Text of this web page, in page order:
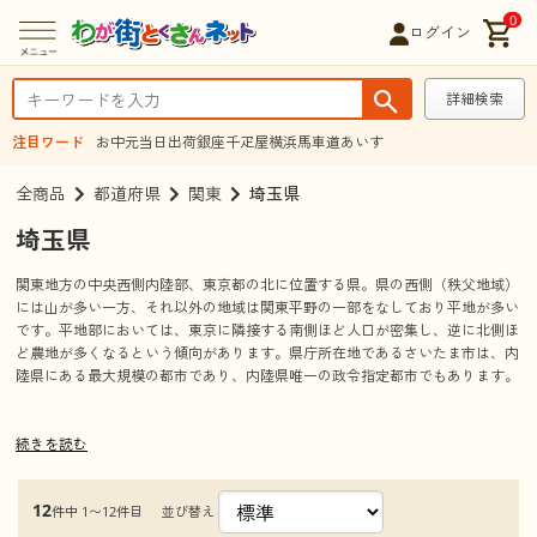
ログイン
0
詳細検索
注目ワード お中元当日出荷銀座千疋屋横浜馬車道あいす
全商品 都道府県 関東 埼玉県
埼玉県
関東地方の中央西側内陸部、東京都の北に位置する県。県の西側（秩父地域）
には山が多い一方、それ以外の地域は関東平野の一部をなしており平地が多い
です。平地部においては、東京に隣接する南側ほど人口が密集し、逆に北側ほ
ど農地が多くなるという傾向があります。県庁所在地であるさいたま市は、内
陸県にある最大規模の都市であり、内陸県唯一の政令指定都市でもあります。
観光情報
さいたまスーパーアリーナ
さいたま市中央区新都心にある埼玉県営の多目的ホールで
続きを読む
12件中 1〜12件目 並び替え